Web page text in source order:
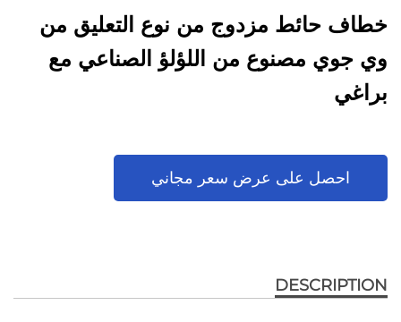
خطاف حائط مزدوج من نوع التعليق من
وي جوي مصنوع من اللؤلؤ الصناعي مع
براغي
احصل على عرض سعر مجاني
DESCRIPTION